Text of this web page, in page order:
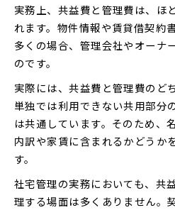
担区分
実務上、共益費と管理費は、ほ
れます。物件情報や賃貸借契約
多くの場合、管理会社やオーナ
のです。
実際には、共益費と管理費のど
単独では利用できない共用部分
は共通しています。そのため、
内訳や家賃に含まれるかどうか
す。
社宅管理の実務においても、共
理する場面は多くありません。